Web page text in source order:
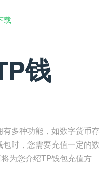
载
钱
多种功能，如数字货币存
时，您需要充值一定的数
为您介绍TP钱包充值方